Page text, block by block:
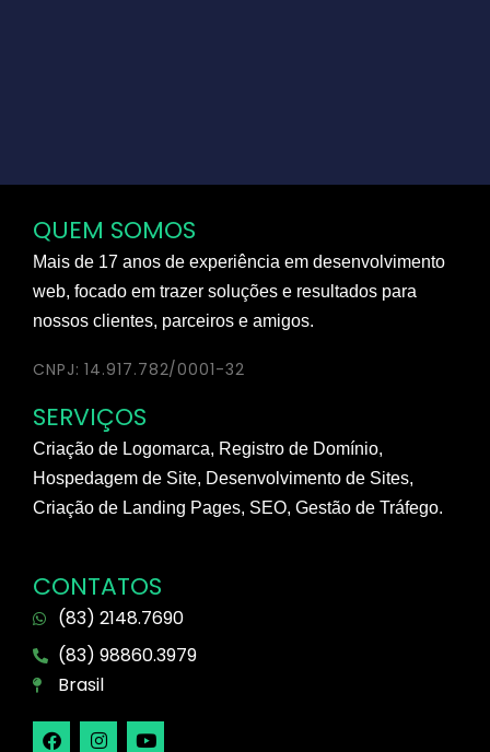
QUEM SOMOS
Mais de 17 anos de experiência em desenvolvimento
web, focado em trazer soluções e resultados para
nossos clientes, parceiros e amigos.
CNPJ: 14.917.782/0001-32
SERVIÇOS
Criação de Logomarca, Registro de Domínio,
Hospedagem de Site, Desenvolvimento de Sites,
Criação de Landing Pages, SEO, Gestão de Tráfego.
CONTATOS
(83) 2148.7690
(83) 98860.3979
Brasil